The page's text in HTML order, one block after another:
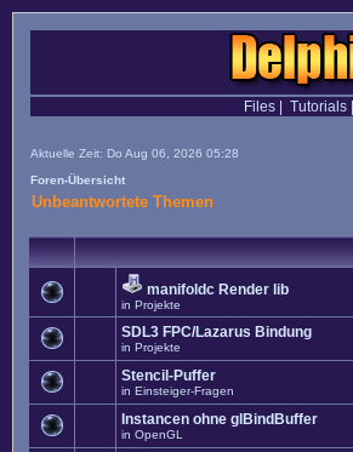
Files| Tutorials|
Aktuelle Zeit: Do Aug 06, 2026 05:28
Foren-Übersicht
Unbeantwortete Themen
manifoldc Render lib
in Projekte
SDL3 FPC/Lazarus Bindung
in Projekte
Stencil-Puffer
in Einsteiger-Fragen
Instancen ohne glBindBuffer
in OpenGL